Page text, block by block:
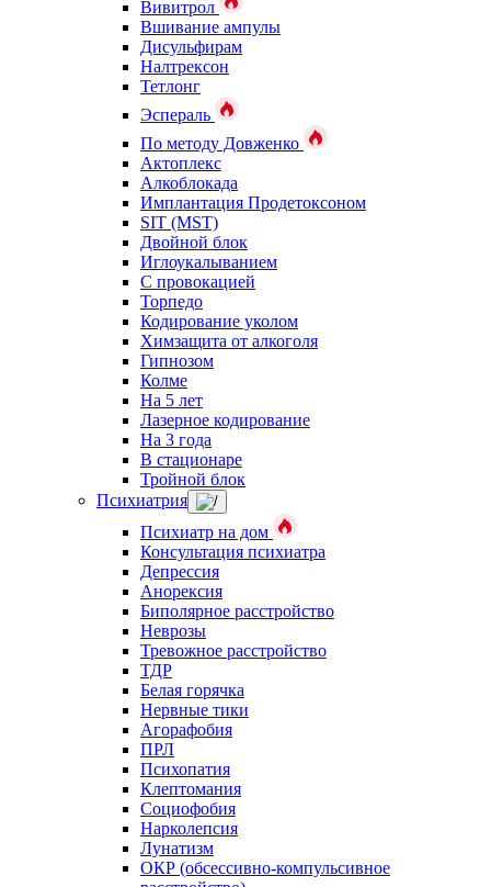
Вивитрол
Вшивание ампулы
Дисульфирам
Налтрексон
Тетлонг
Эспераль
По методу Довженко
Актоплекс
Алкоблокада
Имплантация Продетоксоном
SIT (MST)
Двойной блок
Иглоукалыванием
С провокацией
Торпедо
Кодирование уколом
Химзащита от алкоголя
Гипнозом
Колме
На 5 лет
Лазерное кодирование
На 3 года
В стационаре
Тройной блок
Психиатрия
Психиатр на дом
Консультация психиатра
Депрессия
Анорексия
Биполярное расстройство
Неврозы
Тревожное расстройство
ТДР
Белая горячка
Нервные тики
Агорафобия
ПРЛ
Психопатия
Клептомания
Социофобия
Нарколепсия
Лунатизм
ОКР (обсессивно-компульсивное